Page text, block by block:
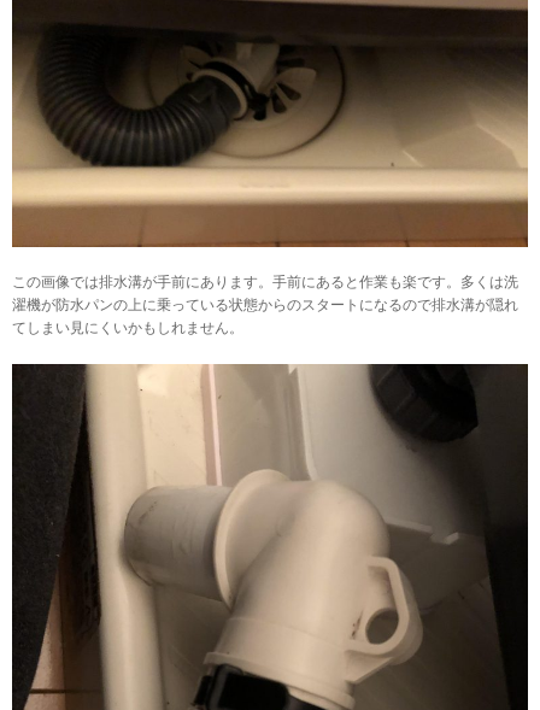
この画像では排水溝が手前にあります。手前にあると作業も楽です。多くは洗
濯機が防水パンの上に乗っている状態からのスタートになるので排水溝が隠れ
てしまい見にくいかもしれません。